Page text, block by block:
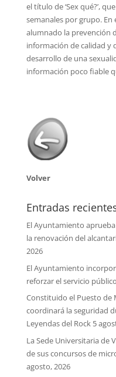
el título de ‘Sex qué?’,
semanales por grupo. En
alumnado la prevención
información de calidad y
desarrollo de una
información poco fiable
Volver
Entradas
El Ayuntamiento
la renovación del
2026
El Ayuntamiento
reforzar el servicio
Constituido el Puesto de
coordinará la seguridad
Leyendas del Rock 5
La Sede Universitaria de
de sus concursos de
agosto, 2026